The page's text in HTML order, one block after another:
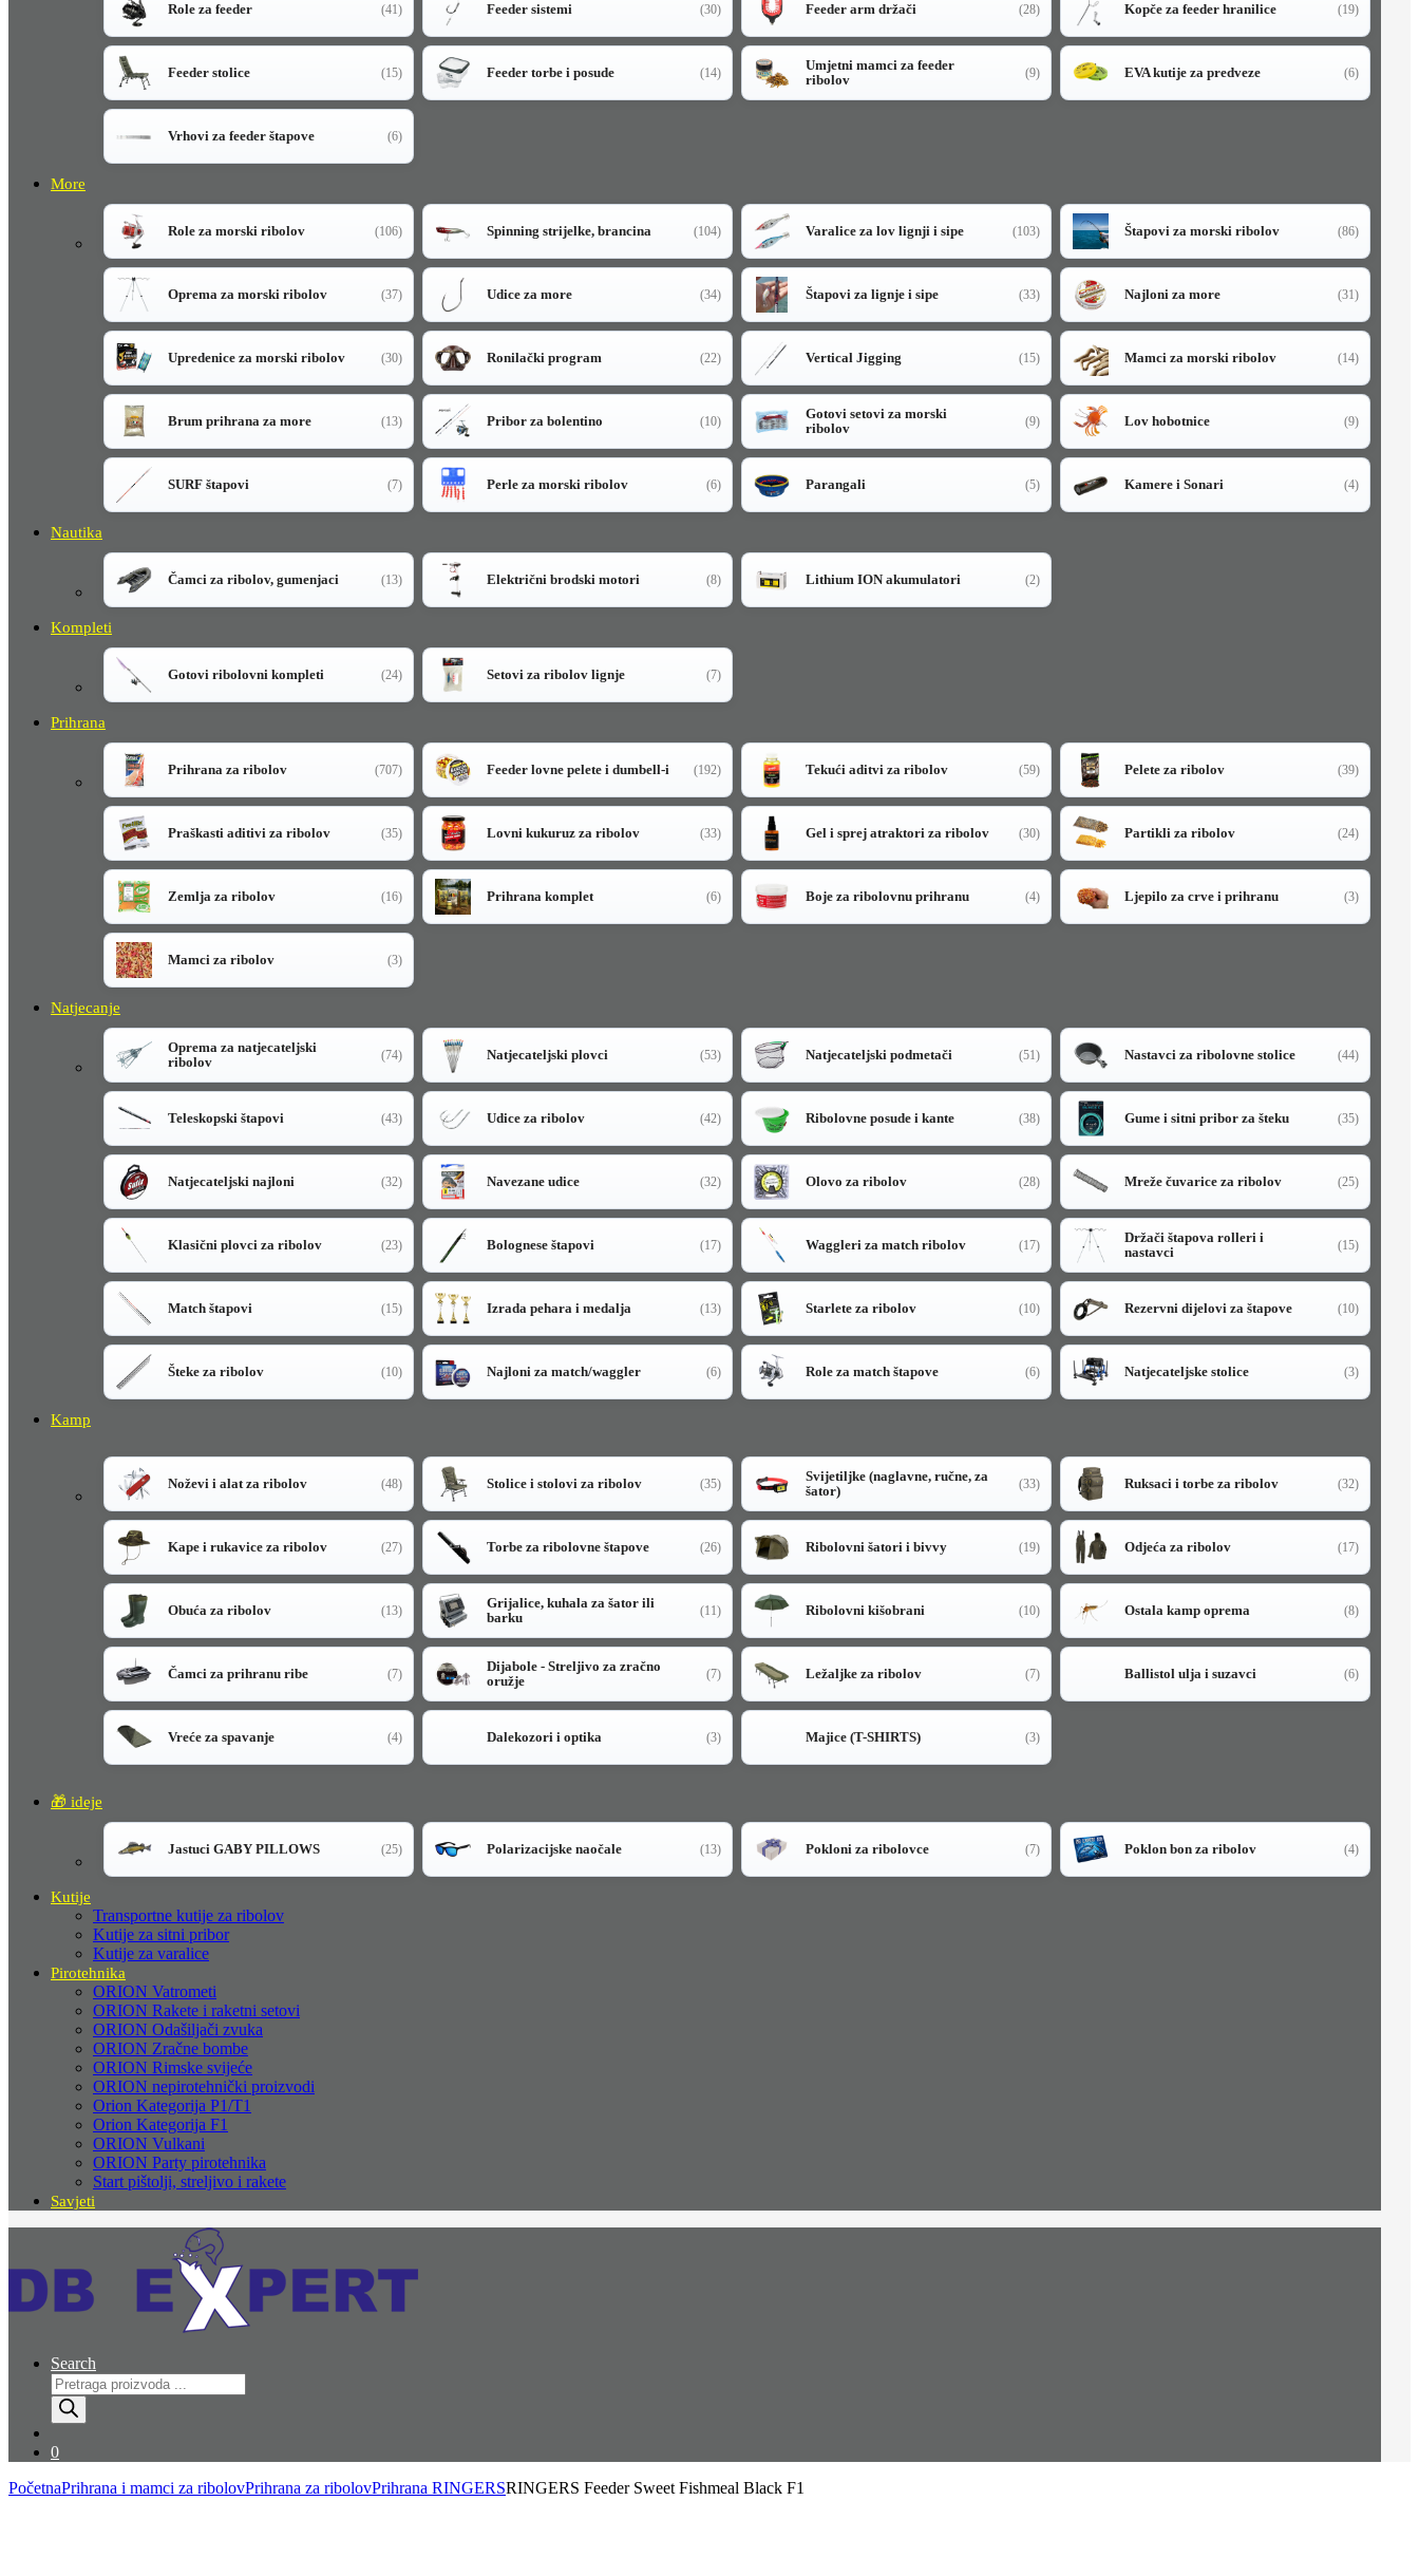
Role za feeder (41) Feeder sistemi (30) Feeder arm držači (28) Kopče za feeder hranilice (19)
Feeder stolice (15) Feeder torbe i posude (14)
Umjetni mamci za feeder
ribolov
(9) EVA kutije za predveze (6)
Vrhovi za feeder štapove (6)
More
Role za morski ribolov (106) Spinning strijelke, brancina (104) Varalice za lov lignji i sipe (103) Štapovi za morski ribolov (86)
Oprema za morski ribolov (37) Udice za more (34) Štapovi za lignje i sipe (33) Najloni za more (31)
Upredenice za morski ribolov (30) Ronilački program (22) Vertical Jigging (15) Mamci za morski ribolov (14)
Brum prihrana za more (13) Pribor za bolentino (10)
Gotovi setovi za morski
ribolov
(9) Lov hobotnice (9)
SURF štapovi (7) Perle za morski ribolov (6) Parangali (5) Kamere i Sonari (4)
Nautika
Čamci za ribolov, gumenjaci (13) Električni brodski motori (8) Lithium ION akumulatori (2)
Kompleti
Gotovi ribolovni kompleti (24) Setovi za ribolov lignje (7)
Prihrana
Prihrana za ribolov (707) Feeder lovne pelete i dumbell-i (192) Tekući aditvi za ribolov (59) Pelete za ribolov (39)
Praškasti aditivi za ribolov (35) Lovni kukuruz za ribolov (33) Gel i sprej atraktori za ribolov (30) Partikli za ribolov (24)
Zemlja za ribolov (16) Prihrana komplet (6) Boje za ribolovnu prihranu (4) Ljepilo za crve i prihranu (3)
Mamci za ribolov (3)
Natjecanje
Oprema za natjecateljski
ribolov
(74) Natjecateljski plovci (53) Natjecateljski podmetači (51) Nastavci za ribolovne stolice (44)
Teleskopski štapovi (43) Udice za ribolov (42) Ribolovne posude i kante (38) Gume i sitni pribor za šteku (35)
Natjecateljski najloni (32) Navezane udice (32) Olovo za ribolov (28) Mreže čuvarice za ribolov (25)
Klasični plovci za ribolov (23) Bolognese štapovi (17) Waggleri za match ribolov (17)
Držači štapova rolleri i
nastavci
(15)
Match štapovi (15) Izrada pehara i medalja (13) Starlete za ribolov (10) Rezervni dijelovi za štapove (10)
Šteke za ribolov (10) Najloni za match/waggler (6) Role za match štapove (6) Natjecateljske stolice (3)
Kamp
Noževi i alat za ribolov (48) Stolice i stolovi za ribolov (35)
Svijetiljke (naglavne, ručne, za
šator)
(33) Ruksaci i torbe za ribolov (32)
Kape i rukavice za ribolov (27) Torbe za ribolovne štapove (26) Ribolovni šatori i bivvy (19) Odjeća za ribolov (17)
Obuća za ribolov (13)
Grijalice, kuhala za šator ili
barku
(11) Ribolovni kišobrani (10) Ostala kamp oprema (8)
Čamci za prihranu ribe (7)
Dijabole - Streljivo za zračno
oružje
(7) Ležaljke za ribolov (7) Ballistol ulja i suzavci (6)
Vreće za spavanje (4) Dalekozori i optika (3) Majice (T-SHIRTS) (3)
🎁 ideje
Jastuci GABY PILLOWS (25) Polarizacijske naočale (13) Pokloni za ribolovce (7) Poklon bon za ribolov (4)
Kutije
Transportne kutije za ribolov
Kutije za sitni pribor
Kutije za varalice
Pirotehnika
ORION Vatrometi
ORION Rakete i raketni setovi
ORION Odašiljači zvuka
ORION Zračne bombe
ORION Rimske svijeće
ORION nepirotehnički proizvodi
Orion Kategorija P1/T1
Orion Kategorija F1
ORION Vulkani
ORION Party pirotehnika
Start pištolji, streljivo i rakete
Savjeti
Search
Products
search
0
PočetnaPrihrana i mamci za ribolovPrihrana za ribolovPrihrana RINGERSRINGERS Feeder Sweet Fishmeal Black F1